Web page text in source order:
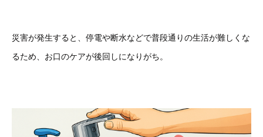
災害が発生すると、停電や断水などで普段通りの生活が難しくな
るため、お口のケアが後回しになりがち。